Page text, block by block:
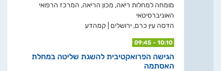
מומחה למחלות ריאה, מכון הריאה, המרכז הרפואי
האוניברסיטאי
הדסה עין כרם, ירושלים | קמהדע
09:45 - 10:10
הגישה הפרואקטיבית להשגת שליטה במחלת
האסתמה